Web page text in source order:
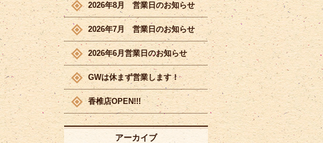
2026年8月 営業日のお知らせ
2026年7月 営業日のお知らせ
2026年6月営業日のお知らせ
GWは休まず営業します！
香椎店OPEN!!!
アーカイブ